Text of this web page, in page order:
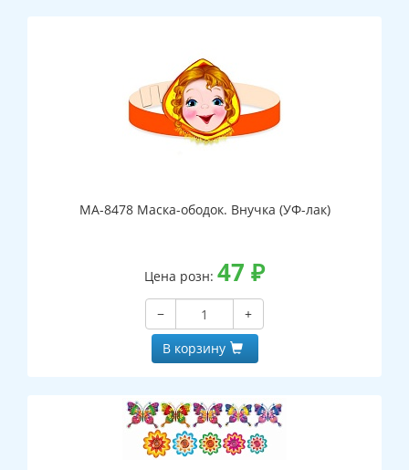
МА-8478 Маска-ободок. Внучка (УФ-лак)
Цена розн: 47 ₽
−
+
В корзину